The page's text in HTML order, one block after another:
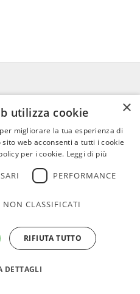
EDITORE
–
€ 1.000.000 I.V. –
2011580
Privacy Policy|Cookie Policy
PER I CLIENTI
AREA RISERVATA
×
utilizza cookie
migliorare la tua esperienza di
web acconsenti a tutti i cookie
per i cookie. Leggi di più
PERFORMANCE
NON CLASSIFICATI
RIFIUTA TUTTO
DETTAGLI